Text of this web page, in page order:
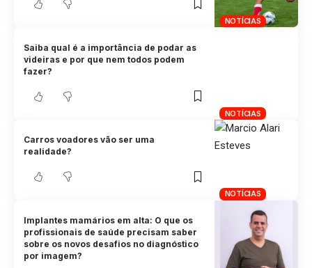
NOTÍCIAS
NOTÍCIAS
Saiba qual é a importância de podar as
videiras e por que nem todos podem
fazer?
NOTÍCIAS
Carros voadores vão ser uma
realidade?
Implantes mamários em alta: O que os
profissionais de saúde precisam saber
sobre os novos desafios no diagnóstico
por imagem?